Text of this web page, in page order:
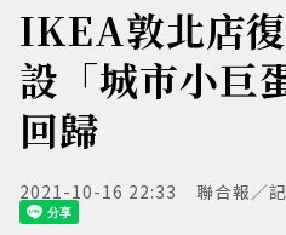
IKEA敦北店
設「城市小巨
回歸
2021-10-16 22:33 聯合報／